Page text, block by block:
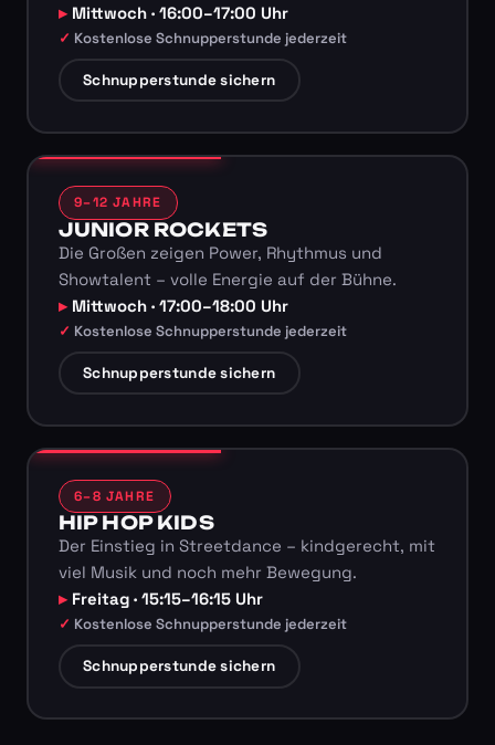
Mittwoch · 16:00–17:00 Uhr
Kostenlose Schnupperstunde jederzeit
Schnupperstunde sichern
9–12 JAHRE
JUNIOR ROCKETS
Die Großen zeigen Power, Rhythmus und
Showtalent – volle Energie auf der Bühne.
Mittwoch · 17:00–18:00 Uhr
Kostenlose Schnupperstunde jederzeit
Schnupperstunde sichern
6–8 JAHRE
HIP HOP KIDS
Der Einstieg in Streetdance – kindgerecht, mit
viel Musik und noch mehr Bewegung.
Freitag · 15:15–16:15 Uhr
Kostenlose Schnupperstunde jederzeit
Schnupperstunde sichern